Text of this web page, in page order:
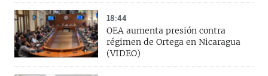
18:44
OEA aumenta presión contra
régimen de Ortega en Nicaragua
(VIDEO)